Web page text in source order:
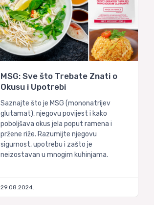
MSG: Sve što Trebate Znati o
Okusu i Upotrebi
Saznajte što je MSG (mononatrijev
glutamat), njegovu povijest i kako
poboljšava okus jela poput ramena i
pržene riže. Razumijte njegovu
sigurnost, upotrebu i zašto je
neizostavan u mnogim kuhinjama.
29.08.2024.